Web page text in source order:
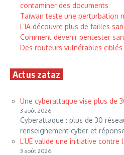
contaminer des documents
Taïwan teste une perturbation
L’IA découvre plus de failles
Comment devenir pentester
Des routeurs vulnérables
Actus zataz
Une cyberattaque vise plus de
3 août 2026
Cyberattaque : plus de 30
renseignement cyber et
L’UE valide une initiative contre
3 août 2026